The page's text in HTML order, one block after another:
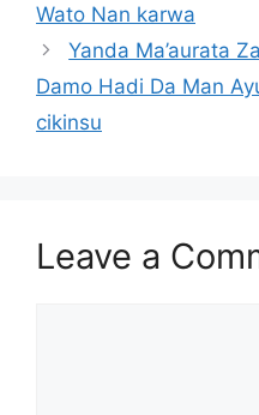
Wato Nan karwa
Yanda Ma’aurata
Damo Hadi Da Man
cikinsu
Leave a